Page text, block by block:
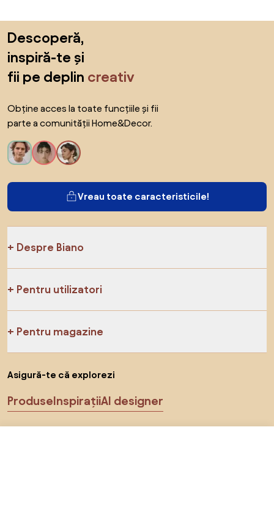
Descoperă,
inspiră-te și
fii pe deplin creativ
Obține acces la toate funcțiile și fii
parte a comunității Home&Decor.
Vreau toate caracteristicile!
Despre Biano
Pentru utilizatori
Pentru magazine
Asigură-te că explorezi
ProduseInspirațiiAI designer